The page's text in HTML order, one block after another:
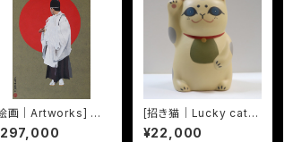
画｜Artworks] 擬
態画伝 きか｜Kika
[招き猫｜Lucky cat]
ねうねうねこま -33-
¥22,000